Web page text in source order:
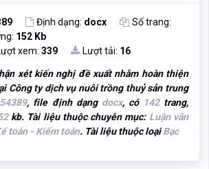
Định dạng: docx
Số trang:
152 Kb
xem: 339 Lượt tải: 16
xét kiến nghị đề xuất nhằm hoàn thiện
Công ty dịch vụ nuôi trồng thuỷ sản trung
, file định dạng docx, có 142trang,
kb. Tài liệu thuộc chuyên mục: Luận văn
toán - Kiểm toán. Tài liệu thuộc loạiBạc